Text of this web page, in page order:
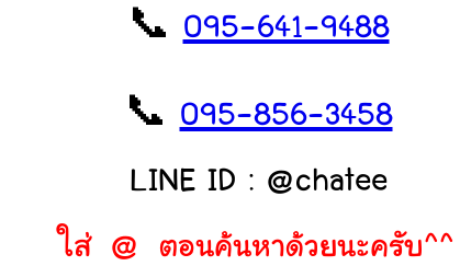
📞 095-641-9488
📞 095-856-3458
LINE ID : @chatee
ใส่ @ ตอนค้นหาด้วยนะครับ^^